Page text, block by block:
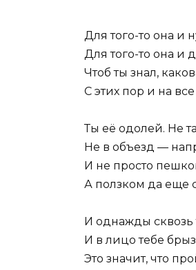
Для того-то она и
Для того-то она и
Чтоб ты знал,
С этих пор и на
Ты её одолей. Не
Не в объезд —
И не просто
А ползком да еще
И однажды сквозь
И в лицо тебе
Это значит, что